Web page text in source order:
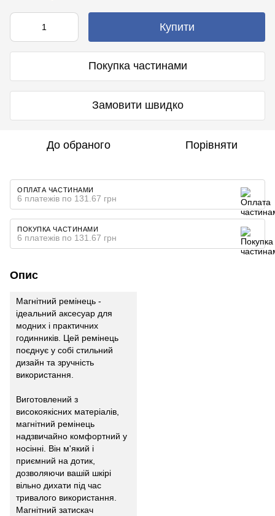
Купити
Покупка частинами
Замовити швидко
До обраного Порівняти
ОПЛАТА ЧАСТИНАМИ
6 платежів по 131.67 грн
ПОКУПКА ЧАСТИНАМИ
6 платежів по 131.67 грн
Опис
Магнітний ремінець -
ідеальний аксесуар для
модних і практичних
годинників. Цей ремінець
поєднує у собі стильний
дизайн та зручність
використання.
Виготовлений з
високоякісних матеріалів,
магнітний ремінець
надзвичайно комфортний у
носінні. Він м'який і
приємний на дотик,
дозволяючи вашій шкірі
вільно дихати під час
тривалого використання.
Магнітний затискач